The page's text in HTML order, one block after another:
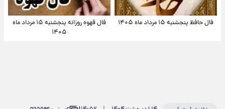
فال حافظ پنجشنبه ۱۵ مرداد ماه ۱۴۰۵
فال قهوه روزانه پنجشنبه ۱۵ مرداد ماه
۱۴۰۵